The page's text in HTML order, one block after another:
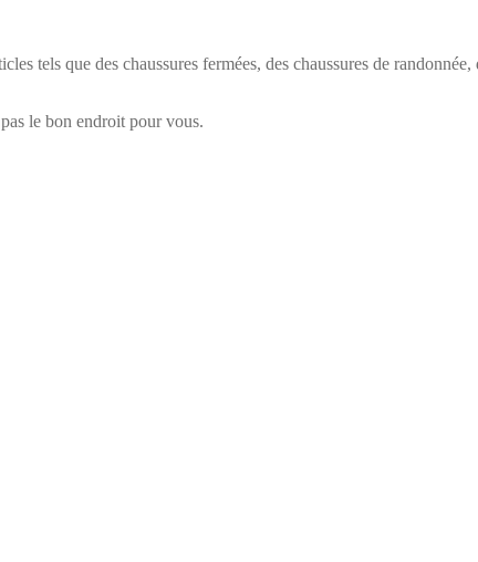
tels que des chaussures fermées, des chaussures de
le bon endroit pour vous.